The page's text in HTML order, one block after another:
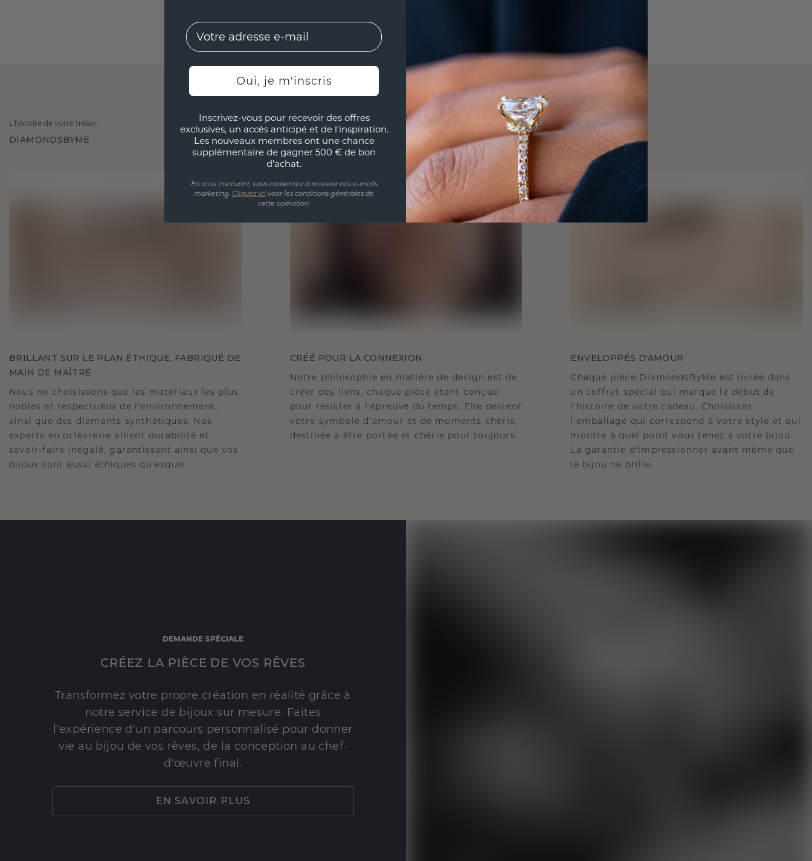
L'histoire de votre trésor
DIAMONDSBYME
BRILLANT SUR LE PLAN ÉTHIQUE, FABRIQUÉ DE
MAIN DE MAÎTRE
Nous ne choisissons que les matériaux les plus
nobles et respectueux de l'environnement,
ainsi que des diamants synthétiques. Nos
experts en orfèvrerie allient durabilité et
savoir-faire inégalé, garantissant ainsi que vos
bijoux sont aussi éthiques qu'exquis.
CRÉÉ POUR LA CONNEXION
Notre philosophie en matière de design est de
créer des liens, chaque pièce étant conçue
pour résister à l'épreuve du temps. Elle devient
votre symbole d'amour et de moments chéris,
destinée à être portée et chérie pour toujours.
ENVELOPPÉS D'AMOUR
Chaque pièce DiamondsByMe est livrée dans
un coffret spécial qui marque le début de
l'histoire de votre cadeau. Choisissez
l'emballage qui correspond à votre style et qui
montre à quel point vous tenez à votre bijou.
La garantie d'impressionner avant même que
le bijou ne brille.
DEMANDE SPÉCIALE
CRÉEZ LA PIÈCE DE VOS RÊVES
Transformez votre propre création en réalité grâce à
notre service de bijoux sur mesure. Faites
l'expérience d'un parcours personnalisé pour donner
vie au bijou de vos rêves, de la conception au chef-
d'œuvre final.
EN SAVOIR PLUS
EMail
Oui, je m'inscris
Inscrivez-vous pour recevoir des offres
exclusives, un accès anticipé et de l'inspiration.
Les nouveaux membres ont une chance
supplémentaire de gagner 500 € de bon
d'achat.
En vous inscrivant, vous consentez à recevoir nos e-mails
marketing. Cliquez ici voor les conditions générales de
cette opération.